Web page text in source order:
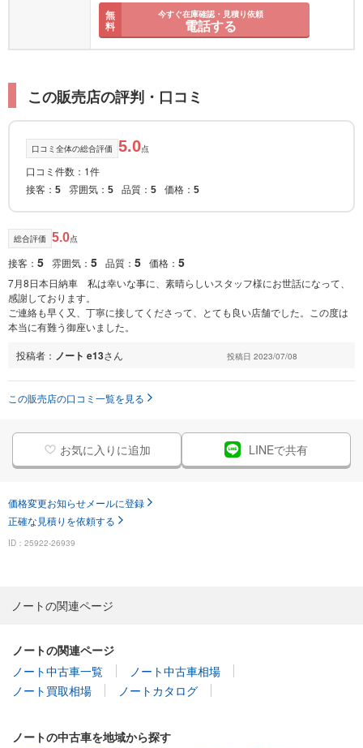
無
料
今すぐ在庫確認・見積り依頼
電話する
この販売店の評判・口コミ
口コミ全体の総合評価 5.0点
口コミ件数：1件
接客： 5 雰囲気： 5 品質： 5 価格： 5
総合評価 5.0点
接客： 5 雰囲気： 5 品質： 5 価格： 5
7月8日本日納車 私は幸いな事に、素晴らしいスタッフ様にお世話になって、
感謝しております。
ご連絡も早く又、丁寧に接してくださって、とても良い店舗でした。この度は
本当に有難う御座いました。
投稿者： ノート e13さん 投稿日 2023/07/08
この販売店の口コミ一覧を見る
お気に入りに追加 LINEで共有
価格変更お知らせメールに登録
正確な見積りを依頼する
ID：25922-26939
ノートの関連ページ
ノートの関連ページ
ノート中古車一覧
ノート中古車相場
ノート買取相場
ノートカタログ
ノートの中古車を地域から探す